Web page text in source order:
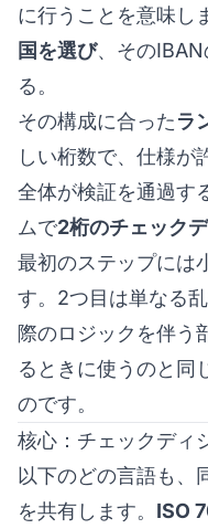
に行うことを意味し
国を選び、その
る。
その構成に合ったラ
しい桁数で、仕様が
全体が検証を通過す
ムで2桁のチェック
最初のステップには
す。2つ目は単なる
際のロジックを伴う
るときに使うのと同
のです。
核心：チェックディ
以下のどの言語も、
を共有します。 ISO